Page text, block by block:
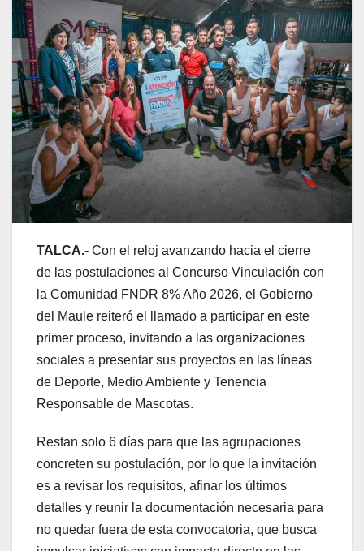
TALCA.- Con el reloj avanzando hacia el cierre
de las postulaciones al Concurso Vinculación con
la Comunidad FNDR 8% Año 2026, el Gobierno
del Maule reiteró el llamado a participar en este
primer proceso, invitando a las organizaciones
sociales a presentar sus proyectos en las líneas
de Deporte, Medio Ambiente y Tenencia
Responsable de Mascotas.
Restan solo 6 días para que las agrupaciones
concreten su postulación, por lo que la invitación
es a revisar los requisitos, afinar los últimos
detalles y reunir la documentación necesaria para
no quedar fuera de esta convocatoria, que busca